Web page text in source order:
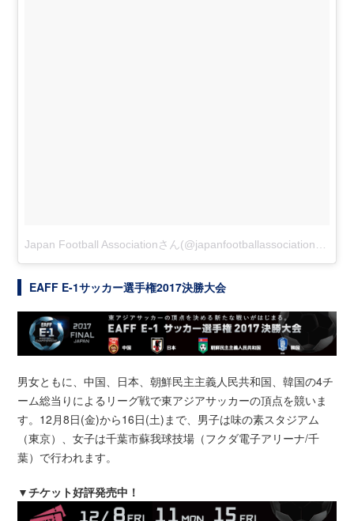
EAFF E-1サッカー選手権2017決勝大会
男女ともに、中国、日本、朝鮮民主主義人民共和国、韓国の4チ
ーム総当りによるリーグ戦で東アジアサッカーの頂点を競いま
す。12月8日(金)から16日(土)まで、男子は味の素スタジアム
（東京）、女子は千葉市蘇我球技場（フクダ電子アリーナ/千
葉）で行われます。
▼チケット好評発売中！